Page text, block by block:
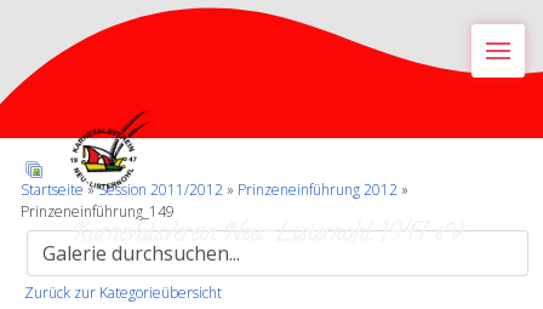
Karnevalsverein Neu-Listernohl 1947 e.V.
Startseite»Session 2011/2012 » Prinzeneinführung 2012 »
Prinzeneinführung_149
Zurück zur Kategorieübersicht